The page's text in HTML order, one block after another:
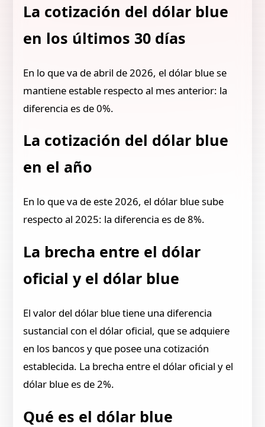
La cotización del dólar blue
en los últimos 30 días
En lo que va de abril de 2026, el dólar blue se
mantiene estable respecto al mes anterior: la
diferencia es de 0%.
La cotización del dólar blue
en el año
En lo que va de este 2026, el dólar blue sube
respecto al 2025: la diferencia es de 8%.
La brecha entre el dólar
oficial y el dólar blue
El valor del dólar blue tiene una diferencia
sustancial con el dólar oficial, que se adquiere
en los bancos y que posee una cotización
establecida. La brecha entre el dólar oficial y el
dólar blue es de 2%.
Qué es el dólar blue